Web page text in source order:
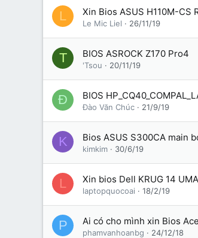
L Xin Bios ASUS H110M-CS
Le Mic Liel 26/11/19
T BIOS ASROCK Z170 Pro4
'Tsou 20/11/19
Đ BIOS
Đào Văn Chúc 21/9/19
K Bios ASUS S300CA main
kimkim 30/6/19
L Xin bios Dell KRUG 14
laptopquocoai 18/2/19
P Ai có cho mình xin Bios
phamvanhoanbg 24/12/18